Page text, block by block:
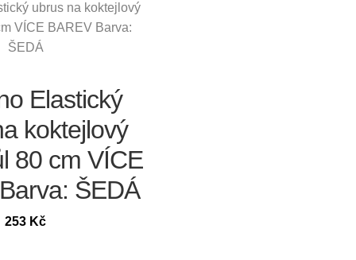
Elastický
koktejlový
80 cm VÍCE
ŠEDÁ
253 Kč